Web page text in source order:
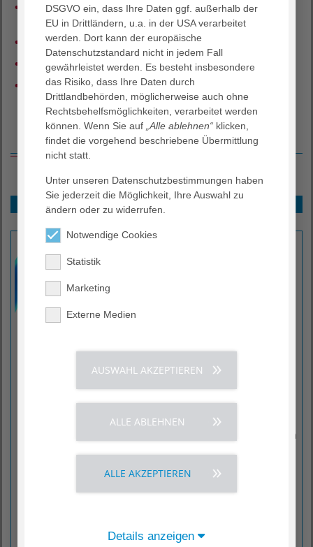
Diätetische Maßnahmen/ Lebensmittelauswahl/
Ernährungsphysiologie
Verbesserung/ Stabilisierung der Lebensqualität
Stärkung von Motivation und Eigenkompetenz
Informationsvermittlung (u.a. DGE Standards) und
Informationsmaterial
Weitere Informationen
Unsere Fachabteilungen
des Magen-Darm-
Traktes und für
gutartige
Erkrankungen sowie
Funktionsstörungen im
Gastroenterologie ›
In unserem
behandeln unsere
DSGVO ein, dass Ihre Daten ggf. außerhalb der
EU in Drittländern, u.a. in der USA verarbeitet
werden. Dort kann der europäische
Datenschutzstandard nicht in jedem Fall
gewährleistet werden. Es besteht insbesondere
das Risiko, dass Ihre Daten durch
Drittlandbehörden, möglicherweise auch ohne
Rechtsbehelfsmöglichkeiten, verarbeitet werden
können. Wenn Sie auf „Alle ablehnen“ klicken,
findet die vorgehend beschriebene Übermittlung
nicht statt.
Unter unseren Datenschutzbestimmungen haben
Sie jederzeit die Möglichkeit, Ihre Auswahl zu
ändern oder zu widerrufen.
Notwendige Cookies
Statistik
Marketing
Externe Medien
AUSWAHL AKZEPTIEREN
ALLE ABLEHNEN
ALLE AKZEPTIEREN
Details anzeigen